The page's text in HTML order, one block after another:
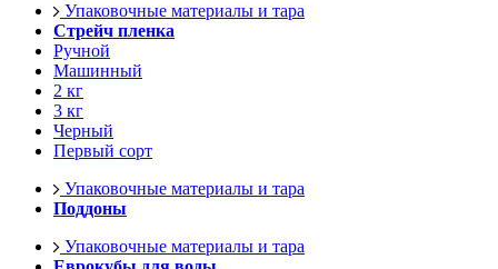
Упаковочные материалы и тара
Стрейч пленка
Ручной
Машинный
2 кг
3 кг
Черный
Первый сорт
Упаковочные материалы и тара
Поддоны
Упаковочные материалы и тара